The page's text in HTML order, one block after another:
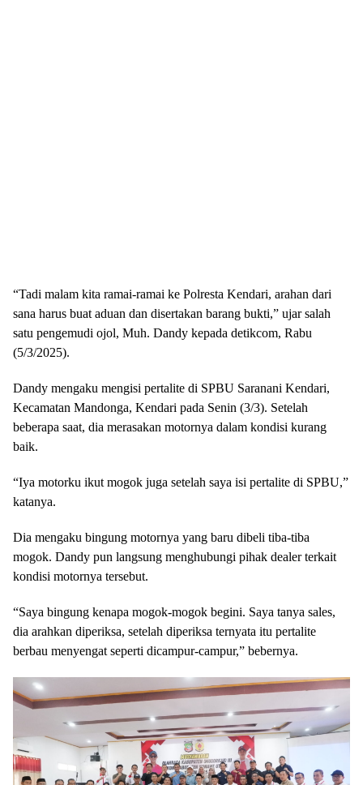
“Tadi malam kita ramai-ramai ke Polresta Kendari, arahan dari
sana harus buat aduan dan disertakan barang bukti,” ujar salah
satu pengemudi ojol, Muh. Dandy kepada detikcom, Rabu
(5/3/2025).
Dandy mengaku mengisi pertalite di SPBU Saranani Kendari,
Kecamatan Mandonga, Kendari pada Senin (3/3). Setelah
beberapa saat, dia merasakan motornya dalam kondisi kurang
baik.
“Iya motorku ikut mogok juga setelah saya isi pertalite di SPBU,”
katanya.
Dia mengaku bingung motornya yang baru dibeli tiba-tiba
mogok. Dandy pun langsung menghubungi pihak dealer terkait
kondisi motornya tersebut.
“Saya bingung kenapa mogok-mogok begini. Saya tanya sales,
dia arahkan diperiksa, setelah diperiksa ternyata itu pertalite
berbau menyengat seperti dicampur-campur,” bebernya.